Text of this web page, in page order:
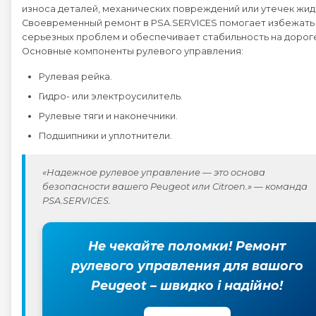
Peugeot 4008
Peugeot 508
Peugeot 607
Peugeot 807
износа деталей, механических повреждений или утечек
Своевременный ремонт в PSA.SERVICES помогает избежать
серьезных проблем и обеспечивает стабильность на
Основные компоненты рулевого управления:
Рулевая рейка.
Гидро- или электроусилитель.
Рулевые тяги и наконечники.
Подшипники и уплотнители.
«Надежное рулевое управление — это основа
безопасности вашего Peugeot или Citroen.» — команда
PSA.SERVICES.
Не чекайте поломки! Ремонт
рулевого управления для вашого
Peugeot – швидко і надійно!